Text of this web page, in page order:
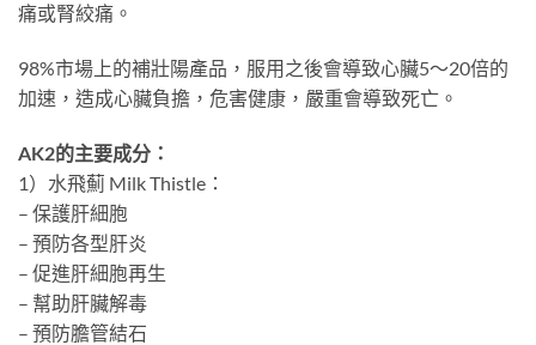
痛或腎絞痛。
98%市場上的補壯陽產品，服用之後會導致心臟5～20倍的
加速，造成心臟負擔，危害健康，嚴重會導致死亡。
AK2的主要成分：
1）水飛薊 Milk Thistle：
– 保護肝細胞
– 預防各型肝炎
– 促進肝細胞再生
– 幫助肝臟解毒
– 預防膽管結石